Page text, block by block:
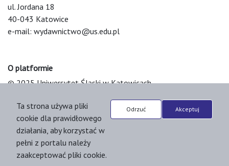
ul. Jordana 18
40-043 Katowice
e-mail: wydawnictwo@us.edu.pl
O platformie
© 2025 Uniwersytet Śląski w Katowicach
Platform & Workflow by OJS/PKP
Ta strona używa pliki
cookie dla prawidłowego
działania, aby korzystać w
pełni z portalu należy
zaakceptować pliki cookie.
Odrzuć Akceptuj